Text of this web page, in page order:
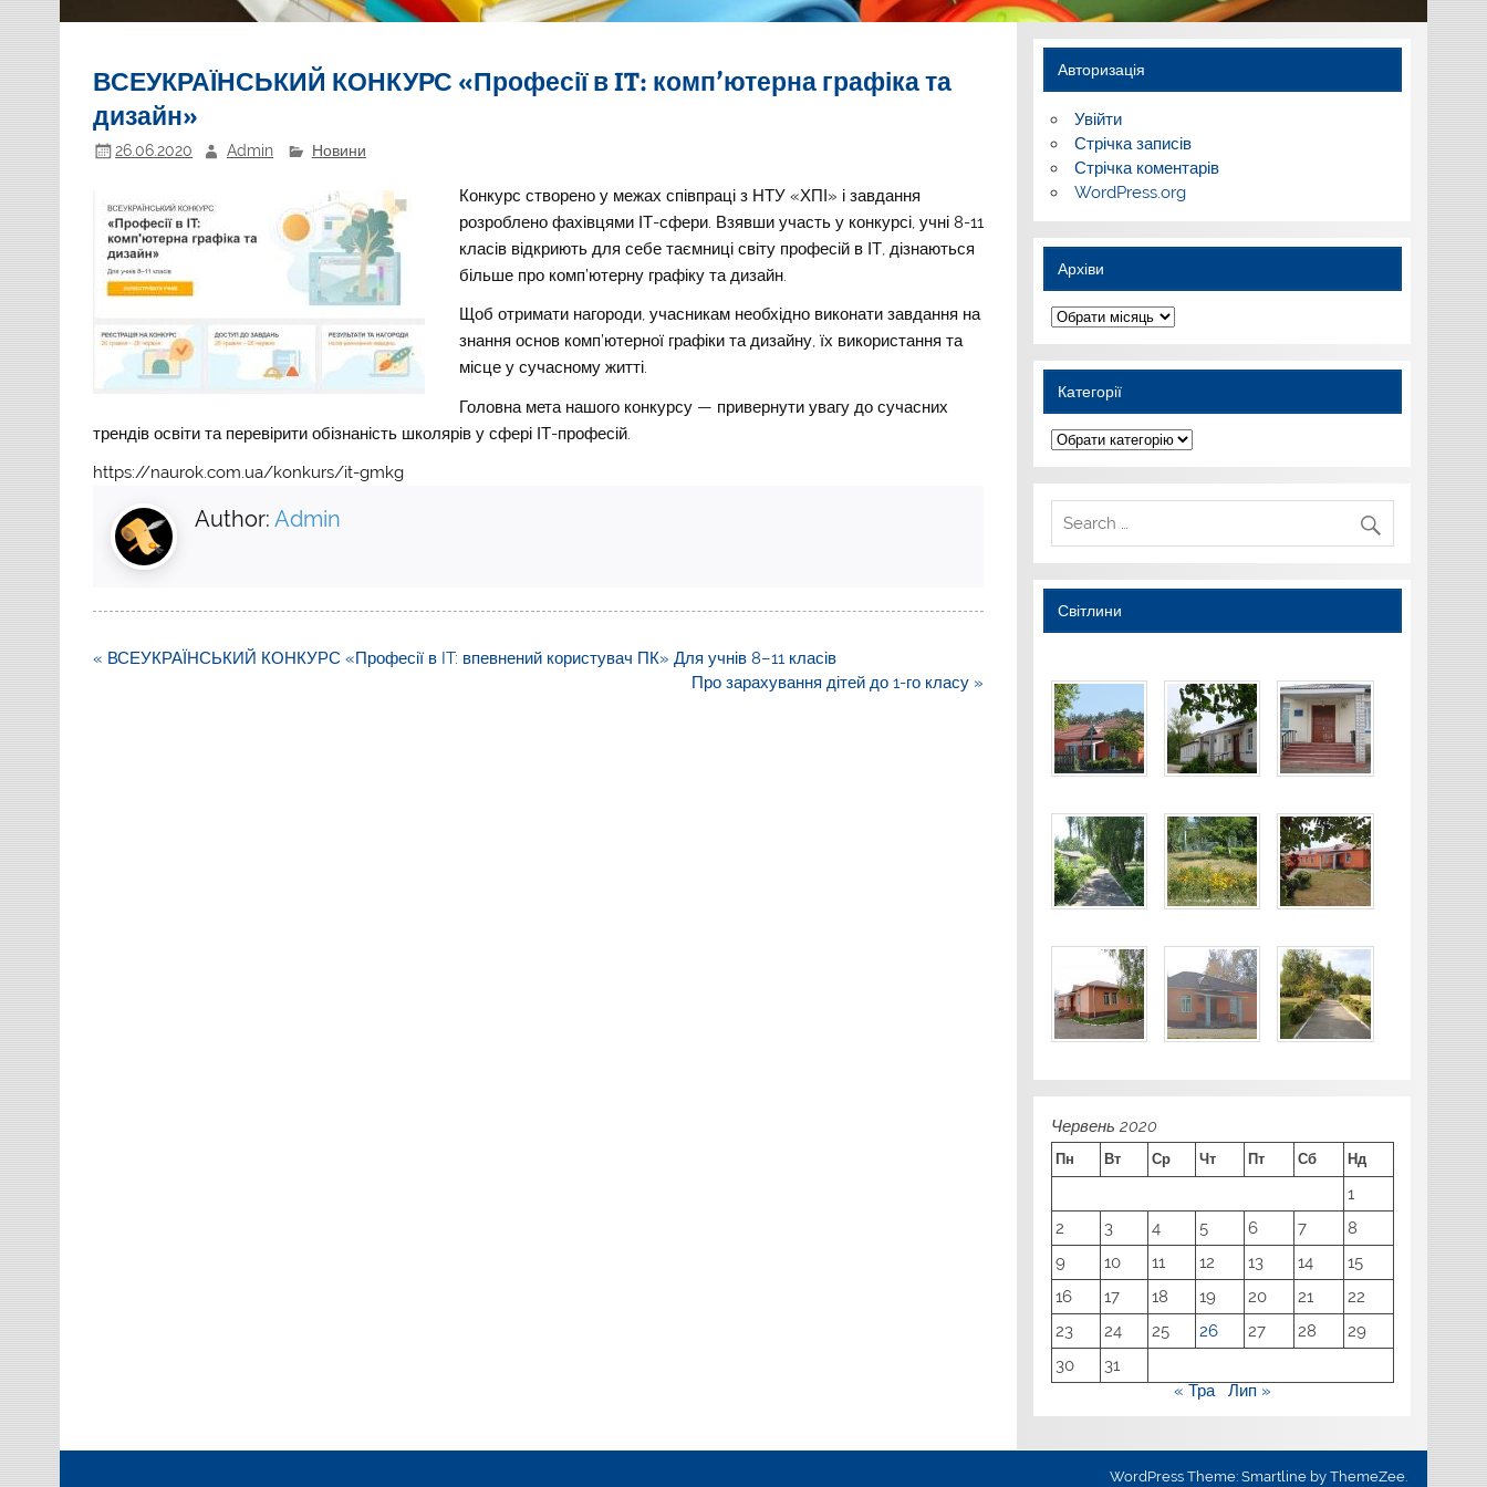
ВСЕУКРАЇНСЬКИЙ КОНКУРС «Професії в IT: комп’ютерна графіка та
дизайн»
26.06.2020 Admin Новини
Конкурс створено у межах співпраці з НТУ «ХПІ» і завдання
розроблено фахівцями ІТ-сфери. Взявши участь у конкурсі, учні 8-11
класів відкриють для себе таємниці світу професій в ІТ, дізнаються
більше про комп’ютерну графіку та дизайн.
Щоб отримати нагороди, учасникам необхідно виконати завдання на
знання основ комп’ютерної графіки та дизайну, їх використання та
місце у сучасному житті.
Головна мета нашого конкурсу — привернути увагу до сучасних
трендів освіти та перевірити обізнаність школярів у сфері ІТ-професій.
https://naurok.com.ua/konkurs/it-gmkg
Author:Admin
Навігація
« ВСЕУКРАЇНСЬКИЙ КОНКУРС «Професії в IT: впевнений користувач ПК» Для учнів 8–11 класів
Про зарахування дітей до 1-го класу »
Авторизація
Увійти
Стрічка записів
Стрічка коментарів
WordPress.org
Архіви
Архіви
Категорії
Категорії
Світлини
Червень 2020
Пн Вт Ср Чт Пт Сб Нд
1
2
3 4 5 6 7
8
9
10 11 12 13 14
15
16
17 18 19 20 21
22
23
24 25 26 27 28
29
30
31
« Тра
Лип »
WordPress Theme: Smartline by ThemeZee.